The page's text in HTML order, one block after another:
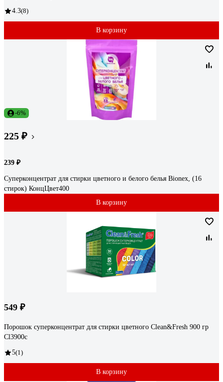
4.3(8)
В корзину
-6%
225 ₽
239 ₽
Суперконцентрат для стирки цветного и белого белья Bionex, (16
стирок) КонцЦвет400
В корзину
549 ₽
Порошок суперконцентрат для стирки цветного Clean&Fresh 900 гр
Cl3900c
5(1)
В корзину